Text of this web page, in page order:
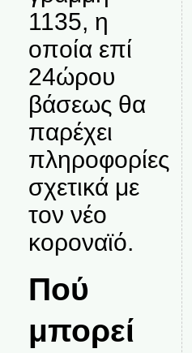
1135, η
οποία επί
24ώρου
βάσεως θα
παρέχει
πληροφορίες
σχετικά με
τον νέο
κοροναϊό.
Πού
μπορεί